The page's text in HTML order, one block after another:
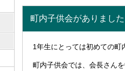
町内子供会がありました
1年生にとっては初めての町
町内子供会では、会長さん